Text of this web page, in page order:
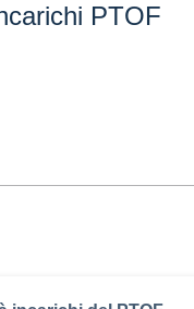
PTOF